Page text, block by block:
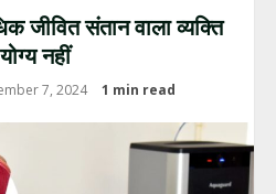
जीवित संतान वाला व्यक्ति
नहीं
7, 2024 1 min read